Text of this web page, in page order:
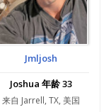
Jmljosh
Joshua 年龄 33
来自 Jarrell, TX, 美国